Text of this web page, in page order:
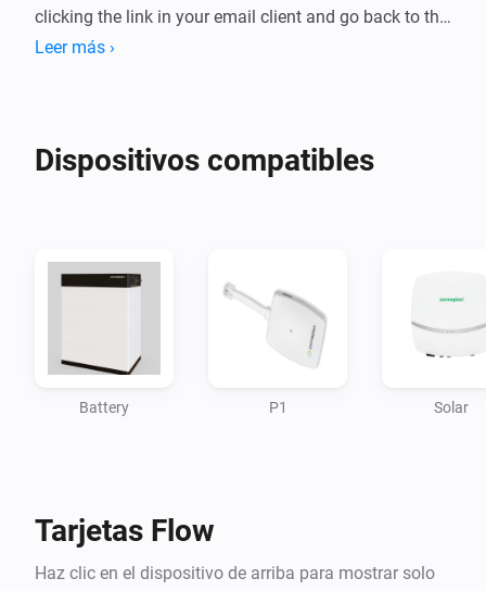
clicking the link in your email client and go back to the
app and finish your registration.
Device will poll every 2 minutes the latest data, but
Troubleshooting, if the token is expired, you can fix it
by doing the  app settings again and it will pickup
Leer más ›
Dispositivos compatibles
Battery P1 Solar
Tarjetas Flow
Haz clic en el dispositivo de arriba para mostrar solo